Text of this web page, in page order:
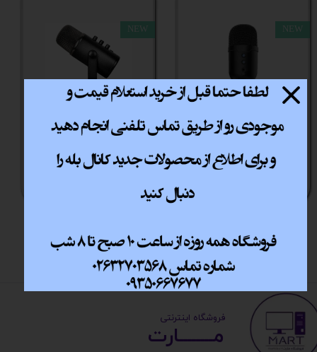
Pulsar GM303
اتمام موجودی
NEW
اس آی IMMERSE
GV60 کد کالا 1734
NEW
مــــــــارت​​​​​​
​ ​فروشگاه اینترنتی